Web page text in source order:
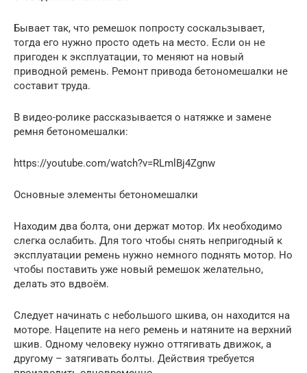
Бывает так, что ремешок попросту соскальзывает,
тогда его нужно просто одеть на место. Если он не
пригоден к эксплуатации, то меняют на новый
приводной ремень. Ремонт привода бетономешалки не
составит труда.
В видео-ролике рассказывается о натяжке и замене
ремня бетономешалки:
https://youtube.com/watch?v=RLmlBj4Zgnw
Основные элементы бетономешалки
Находим два болта, они держат мотор. Их необходимо
слегка ослабить. Для того чтобы снять непригодный к
эксплуатации ремень нужно немного поднять мотор. Но
чтобы поставить уже новый ремешок желательно,
делать это вдвоём.
Следует начинать с небольшого шкива, он находится на
моторе. Нацепите на него ремень и натяните на верхний
шкив. Одному человеку нужно оттягивать движок, а
другому – затягивать болты. Действия требуется